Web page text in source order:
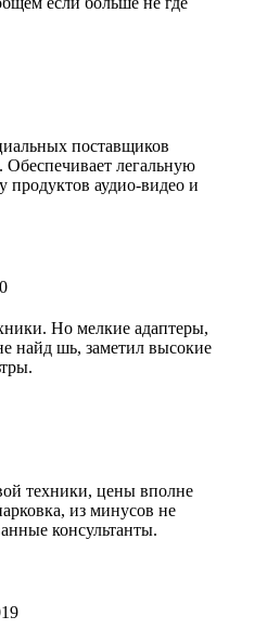
поставщиков
Обеспечивает легальную
аудио-видео и
Но мелкие адаптеры,
найд шь, заметил высокие
техники, цены вполне
из минусов не
консультанты.